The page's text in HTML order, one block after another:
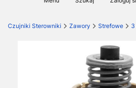
Czujniki Sterowniki Zawory Strefowe